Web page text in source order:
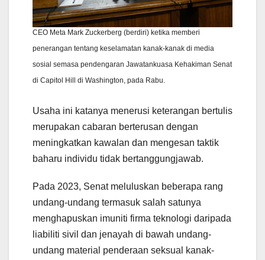
CEO Meta Mark Zuckerberg (berdiri) ketika memberi
penerangan tentang keselamatan kanak-kanak di media
sosial semasa pendengaran Jawatankuasa Kehakiman Senat
di Capitol Hill di Washington, pada Rabu.
Usaha ini katanya menerusi keterangan bertulis
merupakan cabaran berterusan dengan
meningkatkan kawalan dan mengesan taktik
baharu individu tidak bertanggungjawab.
Pada 2023, Senat meluluskan beberapa rang
undang-undang termasuk salah satunya
menghapuskan imuniti firma teknologi daripada
liabiliti sivil dan jenayah di bawah undang-
undang material penderaan seksual kanak-